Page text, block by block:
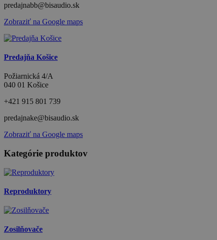
predajnabb@bisaudio.sk
Zobraziť na Google maps
Predajňa Košice
Požiarnická 4/A
040 01 Košice
+421 915 801 739
predajnake@bisaudio.sk
Zobraziť na Google maps
Kategórie produktov
Reproduktory
Zosilňovače